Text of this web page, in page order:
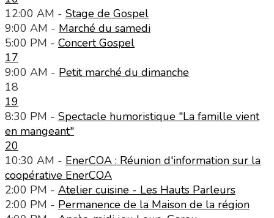
12:00 AM - Stage de Gospel
9:00 AM - Marché du samedi
5:00 PM - Concert Gospel
17
9:00 AM - Petit marché du dimanche
18
19
8:30 PM - Spectacle humoristique "La famille vient
en mangeant"
20
10:30 AM - EnerCOA : Réunion d'information sur la
coopérative EnerCOA
2:00 PM - Atelier cuisine - Les Hauts Parleurs
2:00 PM - Permanence de la Maison de la région